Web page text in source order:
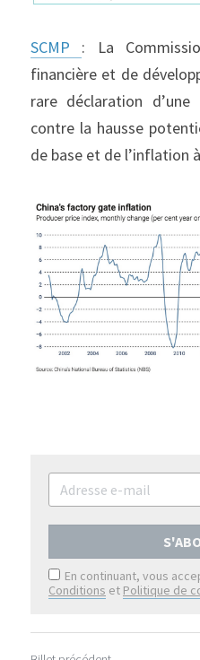
SCMP : La
financière et de
rare déclaration
contre la hausse
de base et de l’inflation
En continuant, vous
Conditions et Politique de